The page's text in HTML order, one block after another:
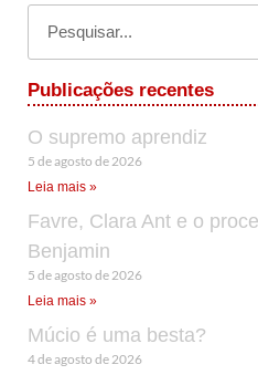
Publicações recentes
O supremo aprendiz
5 de agosto de 2026
Leia mais »
Favre, Clara Ant e o
Benjamin
5 de agosto de 2026
Leia mais »
Múcio é uma besta?
4 de agosto de 2026